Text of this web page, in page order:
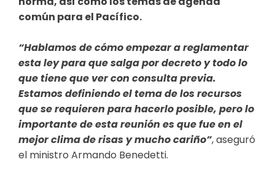
común para el Pacífico.
“Hablamos de cómo empezar a reglamentar
esta ley para que salga por decreto y todo lo
que tiene que ver con consulta previa.
Estamos definiendo el tema de los recursos
que se requieren para hacerlo posible, pero lo
importante de esta reunión es que fue en el
mejor clima de risas y mucho cariño”, aseguró
el ministro Armando Benedetti.